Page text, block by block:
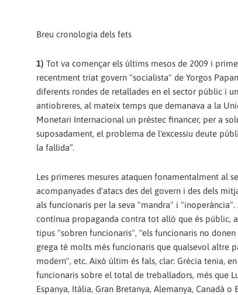
Breu cronologia dels fets
1) Tot va començar els últims mesos de 2009 i
recentment triat govern "socialista" de Yorgos
diferents rondes de retallades en el sector públic i
antiobreres, al mateix temps que demanava a la
Monetari Internacional un préstec financer, per a
suposadament, el problema de l'excessiu deute
la fallida”.
Les primeres mesures ataquen fonamentalment al
acompanyades d'atacs des del govern i des dels
als funcionaris per la seva "mandra" i "inoperància".
contínua propaganda contra tot allò que és públic,
tipus "sobren funcionaris", "els funcionaris no
grega té molts més funcionaris que qualsevol altre
modern", etc. Això últim és fals, clar: Grècia tenia,
funcionaris sobre el total de treballadors, més que
Espanya, Itàlia, Gran Bretanya, Alemanya, Canadà o